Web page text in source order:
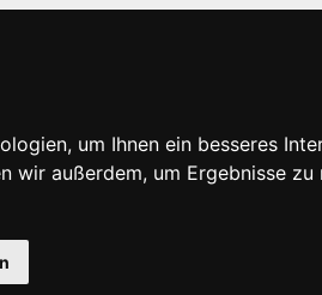
um Ihnen ein besseres
wir außerdem, um Ergebnisse